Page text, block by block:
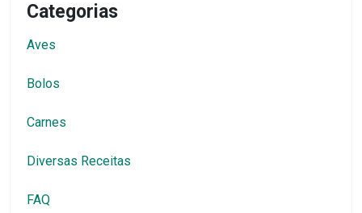
Categorias
Aves
Bolos
Carnes
Diversas Receitas
FAQ